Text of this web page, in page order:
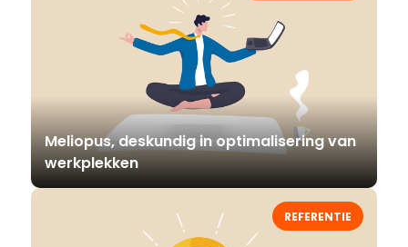
Meliopus, deskundig in optimalisering van
werkplekken
REFERENTIE